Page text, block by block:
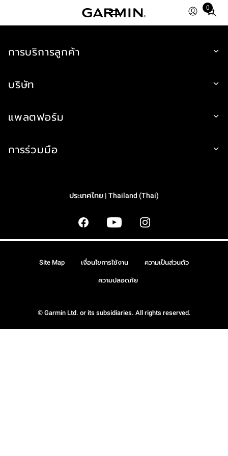
0
Total
items
cart:
การบริการลูกค้า
บริษัท
แพลตฟอร์ม
การร่วมมือ
ประเทศไทย | Thailand (Thai)
© Garmin Ltd. or its subsidiaries. All rights reserved.
Site Map เงื่อนไขการใช้งาน ความเป็นส่วนตัว
ความปลอดภัย